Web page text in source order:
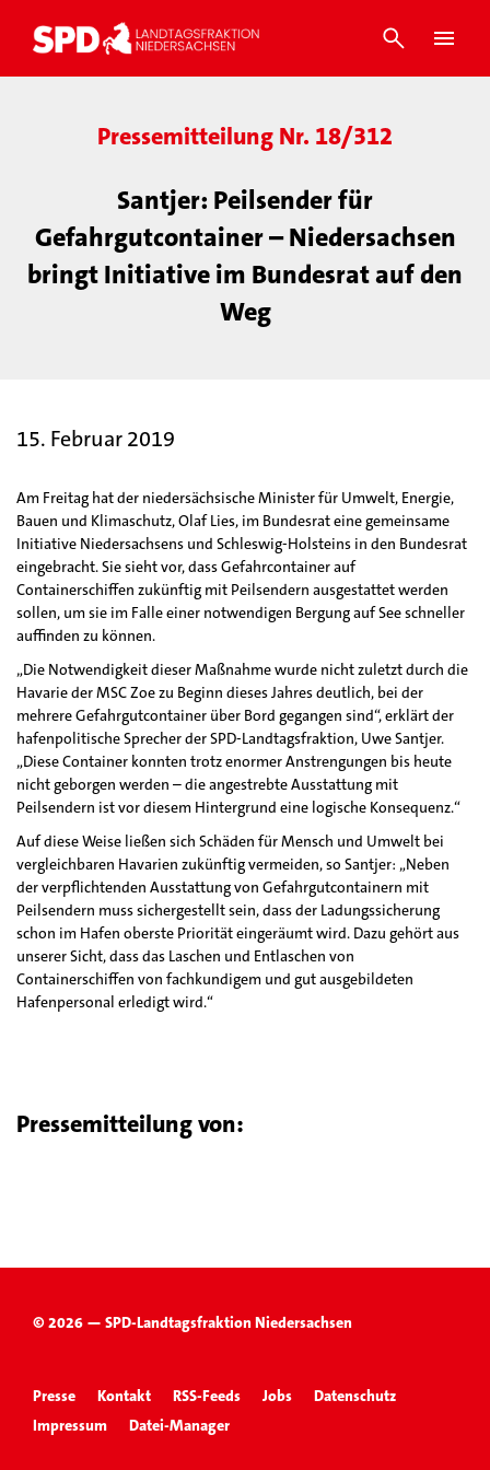
Pressemitteilung Nr. 18/312
Santjer: Peilsender für
Gefahrgutcontainer – Niedersachsen
bringt Initiative im Bundesrat auf den
Weg
15. Februar 2019
Am Freitag hat der niedersächsische Minister für Umwelt, Energie,
Bauen und Klimaschutz, Olaf Lies, im Bundesrat eine gemeinsame
Initiative Niedersachsens und Schleswig-Holsteins in den Bundesrat
eingebracht. Sie sieht vor, dass Gefahrcontainer auf
Containerschiffen zukünftig mit Peilsendern ausgestattet werden
sollen, um sie im Falle einer notwendigen Bergung auf See schneller
auffinden zu können.
„Die Notwendigkeit dieser Maßnahme wurde nicht zuletzt durch die
Havarie der MSC Zoe zu Beginn dieses Jahres deutlich, bei der
mehrere Gefahrgutcontainer über Bord gegangen sind“, erklärt der
hafenpolitische Sprecher der SPD-Landtagsfraktion, Uwe Santjer.
„Diese Container konnten trotz enormer Anstrengungen bis heute
nicht geborgen werden – die angestrebte Ausstattung mit
Peilsendern ist vor diesem Hintergrund eine logische Konsequenz.“
Auf diese Weise ließen sich Schäden für Mensch und Umwelt bei
vergleichbaren Havarien zukünftig vermeiden, so Santjer: „Neben
der verpflichtenden Ausstattung von Gefahrgutcontainern mit
Peilsendern muss sichergestellt sein, dass der Ladungssicherung
schon im Hafen oberste Priorität eingeräumt wird. Dazu gehört aus
unserer Sicht, dass das Laschen und Entlaschen von
Containerschiffen von fachkundigem und gut ausgebildeten
Hafenpersonal erledigt wird.“
Pressemitteilung von:
© 2026 — SPD-Landtagsfraktion Niedersachsen
Presse Kontakt RSS-Feeds Jobs
Datenschutz
Impressum
Datei-Manager